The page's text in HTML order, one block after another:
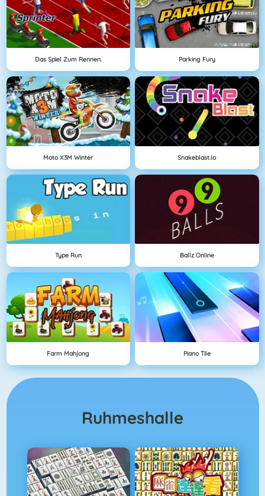
Das Spiel Zum Rennen. Parking Fury
Moto X3M Winter Snakeblast.io
Type Run Ballz Online
Farm Mahjong Piano Tile
Ruhmeshalle